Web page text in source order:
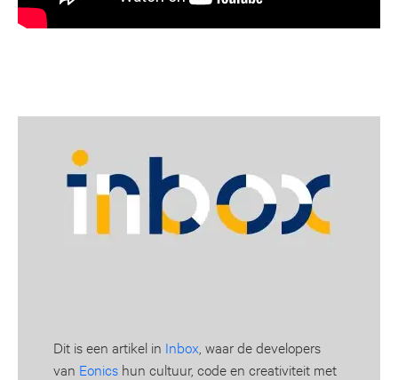
Dit is een artikel in Inbox , waar de developers
van Eonics hun cultuur, code en creativiteit met